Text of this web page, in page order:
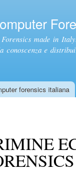
made in
conoscenza e
forensics italiana